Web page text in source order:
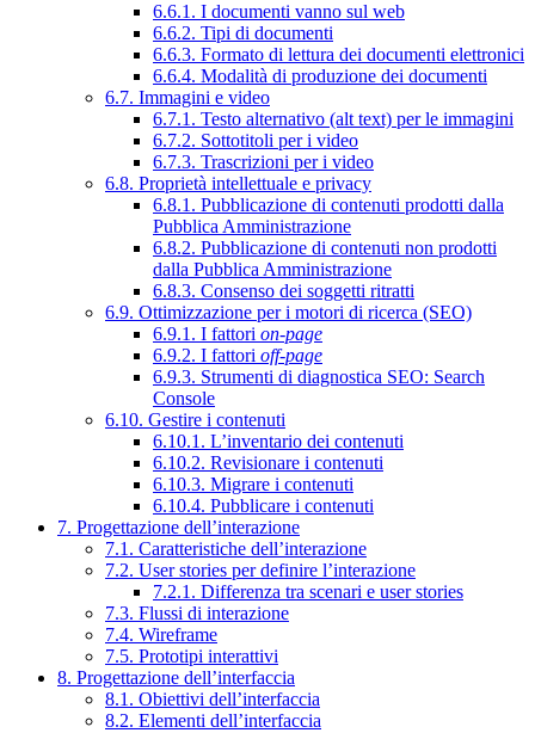
6.6.1. I documenti vanno sul web
6.6.2. Tipi di documenti
6.6.3. Formato di lettura dei documenti elettronici
6.6.4. Modalità di produzione dei documenti
6.7. Immagini e video
6.7.1. Testo alternativo (alt text) per le immagini
6.7.2. Sottotitoli per i video
6.7.3. Trascrizioni per i video
6.8. Proprietà intellettuale e privacy
6.8.1. Pubblicazione di contenuti prodotti dalla
Pubblica Amministrazione
6.8.2. Pubblicazione di contenuti non prodotti
dalla Pubblica Amministrazione
6.8.3. Consenso dei soggetti ritratti
6.9. Ottimizzazione per i motori di ricerca (SEO)
6.9.1. I fattori on-page
6.9.2. I fattori off-page
6.9.3. Strumenti di diagnostica SEO: Search
Console
6.10. Gestire i contenuti
6.10.1. L’inventario dei contenuti
6.10.2. Revisionare i contenuti
6.10.3. Migrare i contenuti
6.10.4. Pubblicare i contenuti
7. Progettazione dell’interazione
7.1. Caratteristiche dell’interazione
7.2. User stories per definire l’interazione
7.2.1. Differenza tra scenari e user stories
7.3. Flussi di interazione
7.4. Wireframe
7.5. Prototipi interattivi
8. Progettazione dell’interfaccia
8.1. Obiettivi dell’interfaccia
8.2. Elementi dell’interfaccia